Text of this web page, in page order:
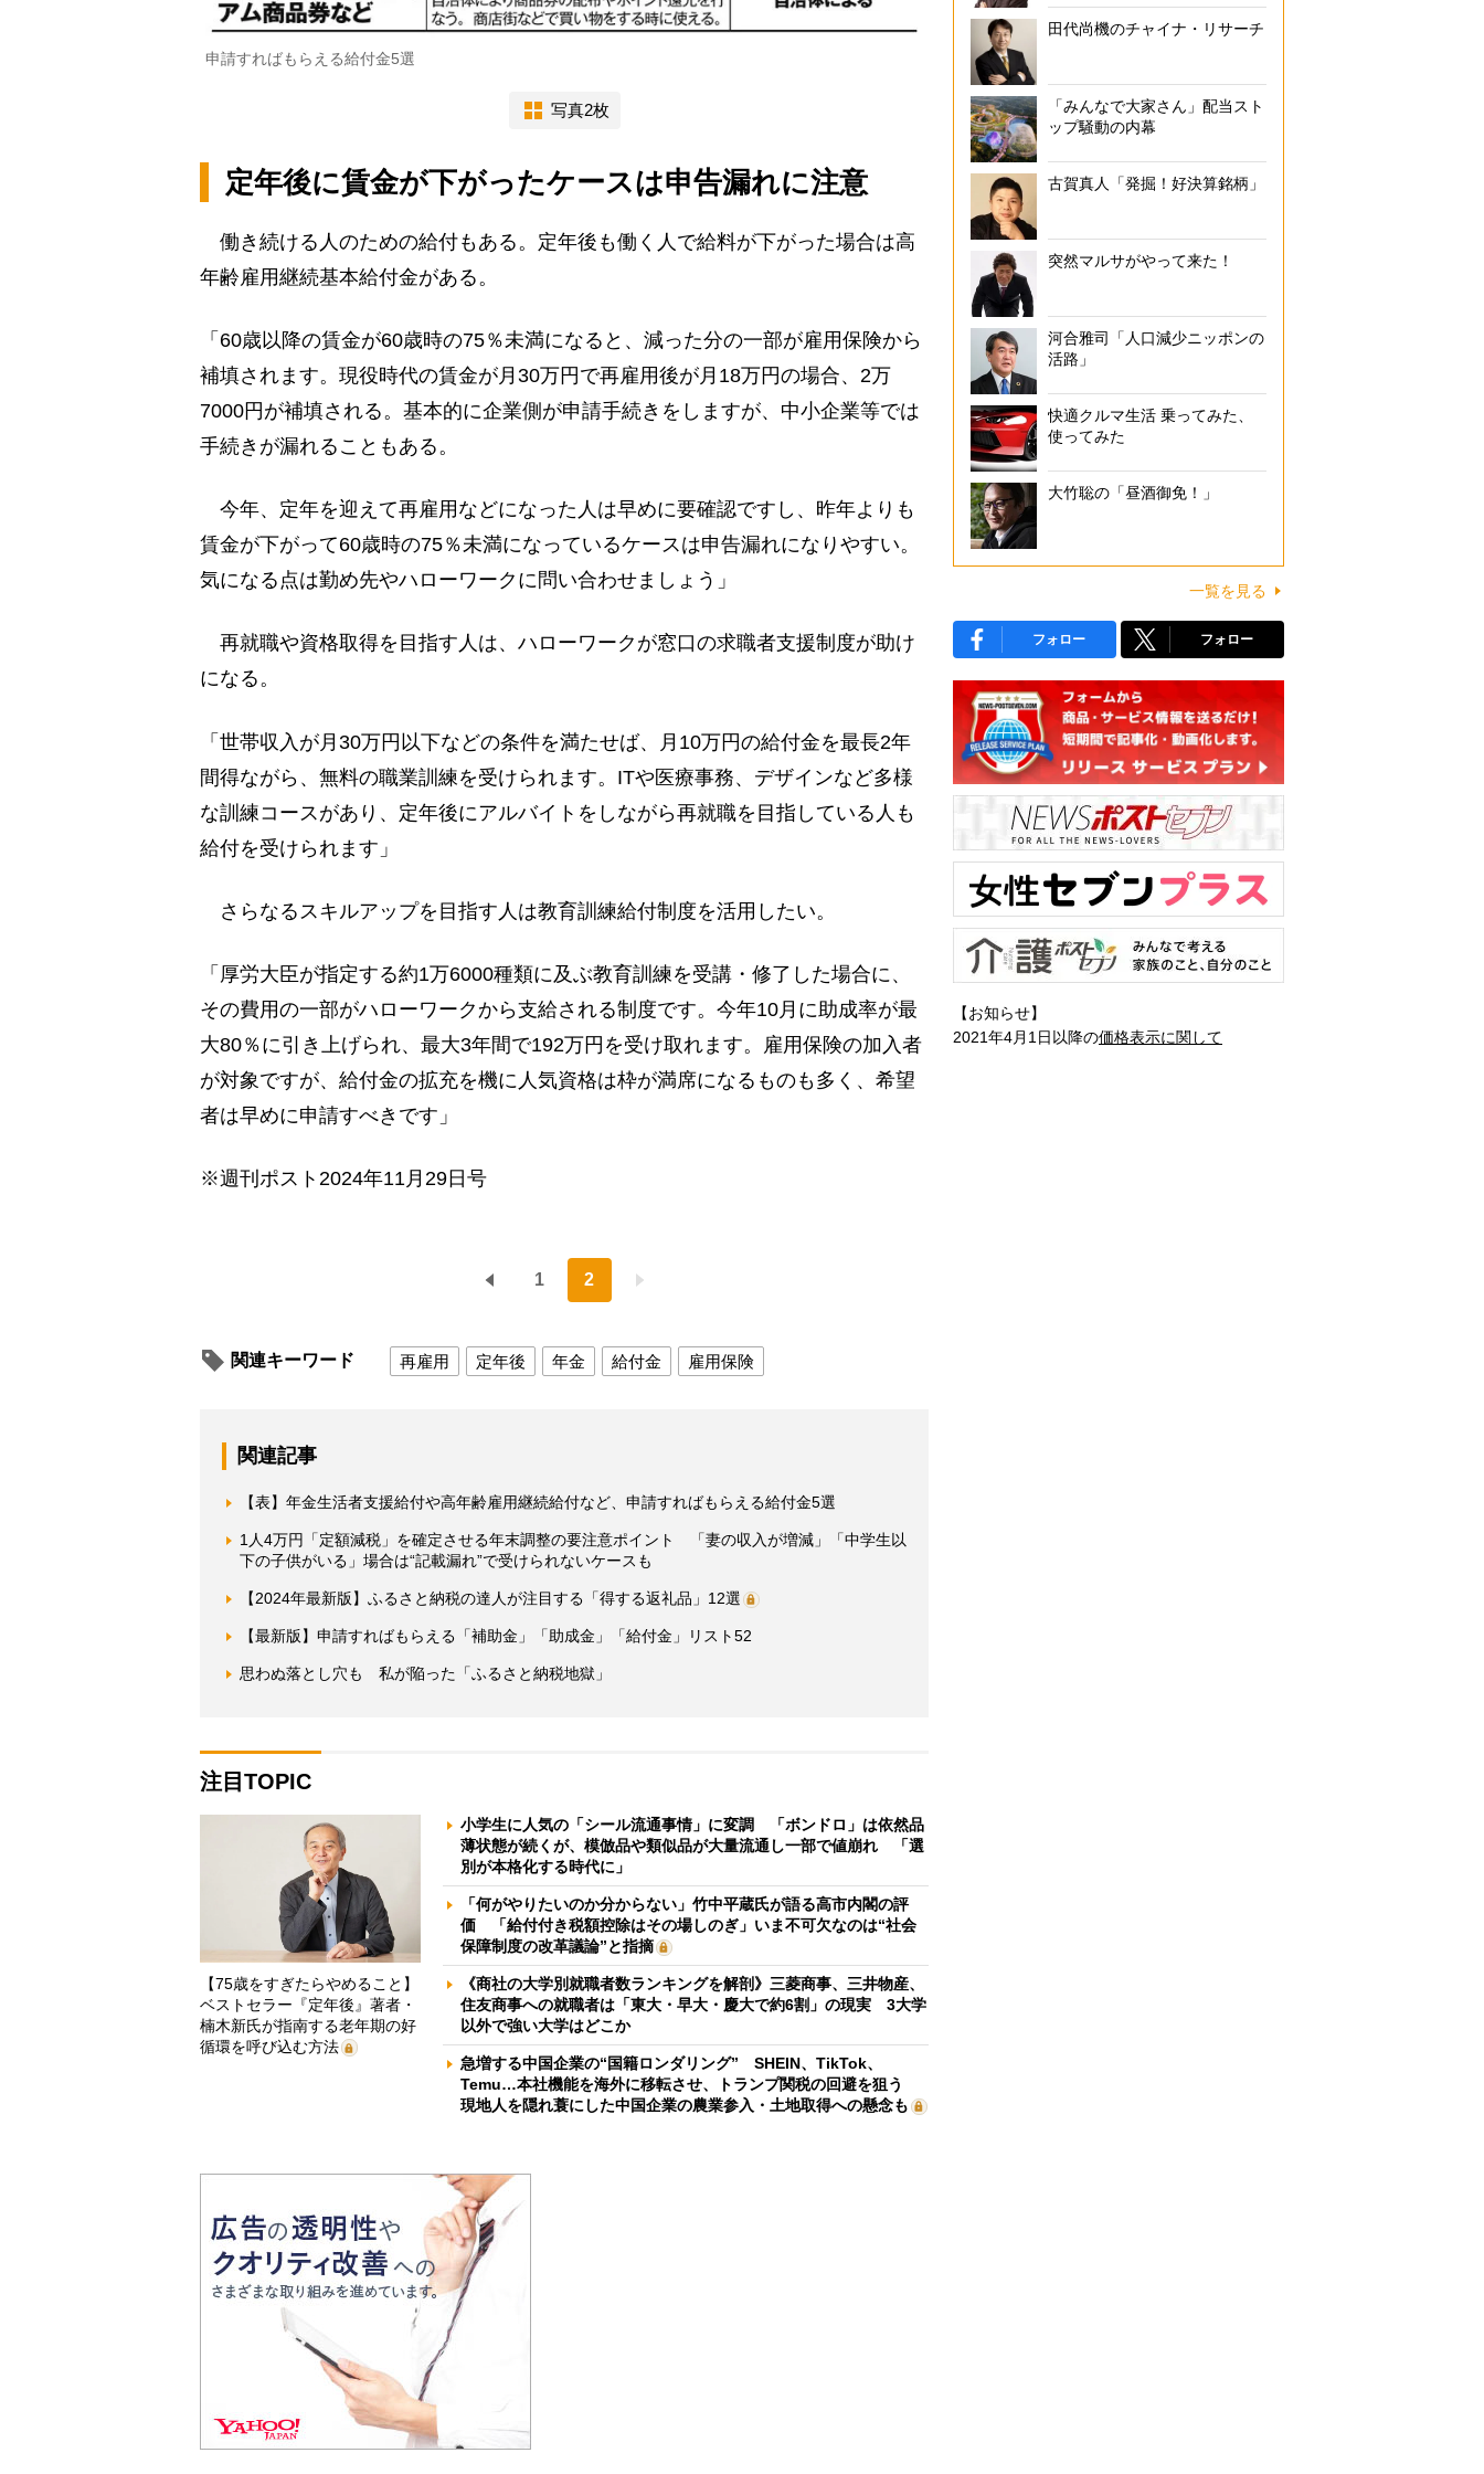
申請すればもらえる給付金5選
写真2枚
定年後に賃金が下がったケースは申告漏れに注意
働き続ける人のための給付もある。定年後も働く人で給料が下がった場合は高
年齢雇用継続基本給付金がある。
「60歳以降の賃金が60歳時の75％未満になると、減った分の一部が雇用保険から
補填されます。現役時代の賃金が月30万円で再雇用後が月18万円の場合、2万
7000円が補填される。基本的に企業側が申請手続きをしますが、中小企業等では
手続きが漏れることもある。
今年、定年を迎えて再雇用などになった人は早めに要確認ですし、昨年よりも
賃金が下がって60歳時の75％未満になっているケースは申告漏れになりやすい。
気になる点は勤め先やハローワークに問い合わせましょう」
再就職や資格取得を目指す人は、ハローワークが窓口の求職者支援制度が助け
になる。
「世帯収入が月30万円以下などの条件を満たせば、月10万円の給付金を最長2年
間得ながら、無料の職業訓練を受けられます。ITや医療事務、デザインなど多様
な訓練コースがあり、定年後にアルバイトをしながら再就職を目指している人も
給付を受けられます」
さらなるスキルアップを目指す人は教育訓練給付制度を活用したい。
「厚労大臣が指定する約1万6000種類に及ぶ教育訓練を受講・修了した場合に、
その費用の一部がハローワークから支給される制度です。今年10月に助成率が最
大80％に引き上げられ、最大3年間で192万円を受け取れます。雇用保険の加入者
が対象ですが、給付金の拡充を機に人気資格は枠が満席になるものも多く、希望
者は早めに申請すべきです」
※週刊ポスト2024年11月29日号
1 2
関連キーワード 再雇用 定年後 年金 給付金 雇用保険
関連記事
【表】年金生活者支援給付や高年齢雇用継続給付など、申請すればもらえる給付金5選
1人4万円「定額減税」を確定させる年末調整の要注意ポイント 「妻の収入が増減」「中学生以
下の子供がいる」場合は“記載漏れ”で受けられないケースも
【2024年最新版】ふるさと納税の達人が注目する「得する返礼品」12選
【最新版】申請すればもらえる「補助金」「助成金」「給付金」リスト52
思わぬ落とし穴も 私が陥った「ふるさと納税地獄」
注目TOPIC
【75歳をすぎたらやめること】
ベストセラー『定年後』著者・
楠木新氏が指南する老年期の好
循環を呼び込む方法
小学生に人気の「シール流通事情」に変調 「ボンドロ」は依然品
薄状態が続くが、模倣品や類似品が大量流通し一部で値崩れ 「選
別が本格化する時代に」
「何がやりたいのか分からない」竹中平蔵氏が語る高市内閣の評
価 「給付付き税額控除はその場しのぎ」いま不可欠なのは“社会
保障制度の改革議論”と指摘
《商社の大学別就職者数ランキングを解剖》三菱商事、三井物産、
住友商事への就職者は「東大・早大・慶大で約6割」の現実 3大学
以外で強い大学はどこか
急増する中国企業の“国籍ロンダリング” SHEIN、TikTok、
Temu…本社機能を海外に移転させ、トランプ関税の回避を狙う
現地人を隠れ蓑にした中国企業の農業参入・土地取得への懸念も
田代尚機のチャイナ・リサーチ
「みんなで大家さん」配当スト
ップ騒動の内幕
古賀真人「発掘！好決算銘柄」
突然マルサがやって来た！
河合雅司「人口減少ニッポンの
活路」
快適クルマ生活 乗ってみた、
使ってみた
大竹聡の「昼酒御免！」
一覧を見る
フォロー フォロー
【お知らせ】
2021年4月1日以降の価格表示に関して